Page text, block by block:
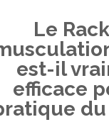
Le
est-il
efficace
du